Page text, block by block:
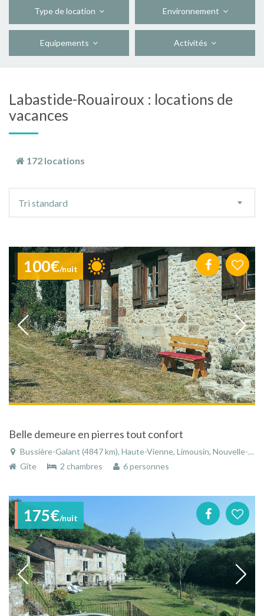
Type de location Environnement
Equipements Activités
Labastide-Rouairoux : locations de
vacances
172 locations
tri
Tri standard
100€/nuit
Belle demeure en pierres tout confort
Bussière-Galant (4847 km), Haute-Vienne, Limousin, Nouvelle-Aquitaine, France
Gîte
2 chambres 6 personnes
175€/nuit